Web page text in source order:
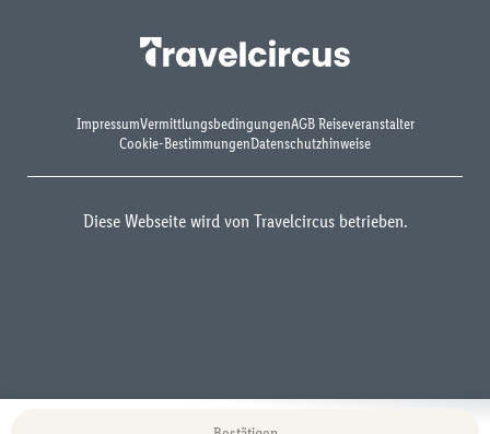
ImpressumVermittlungsbedingungenAGB Reiseveranstalter
Cookie-BestimmungenDatenschutzhinweise
Diese Webseite wird von Travelcircus betrieben.